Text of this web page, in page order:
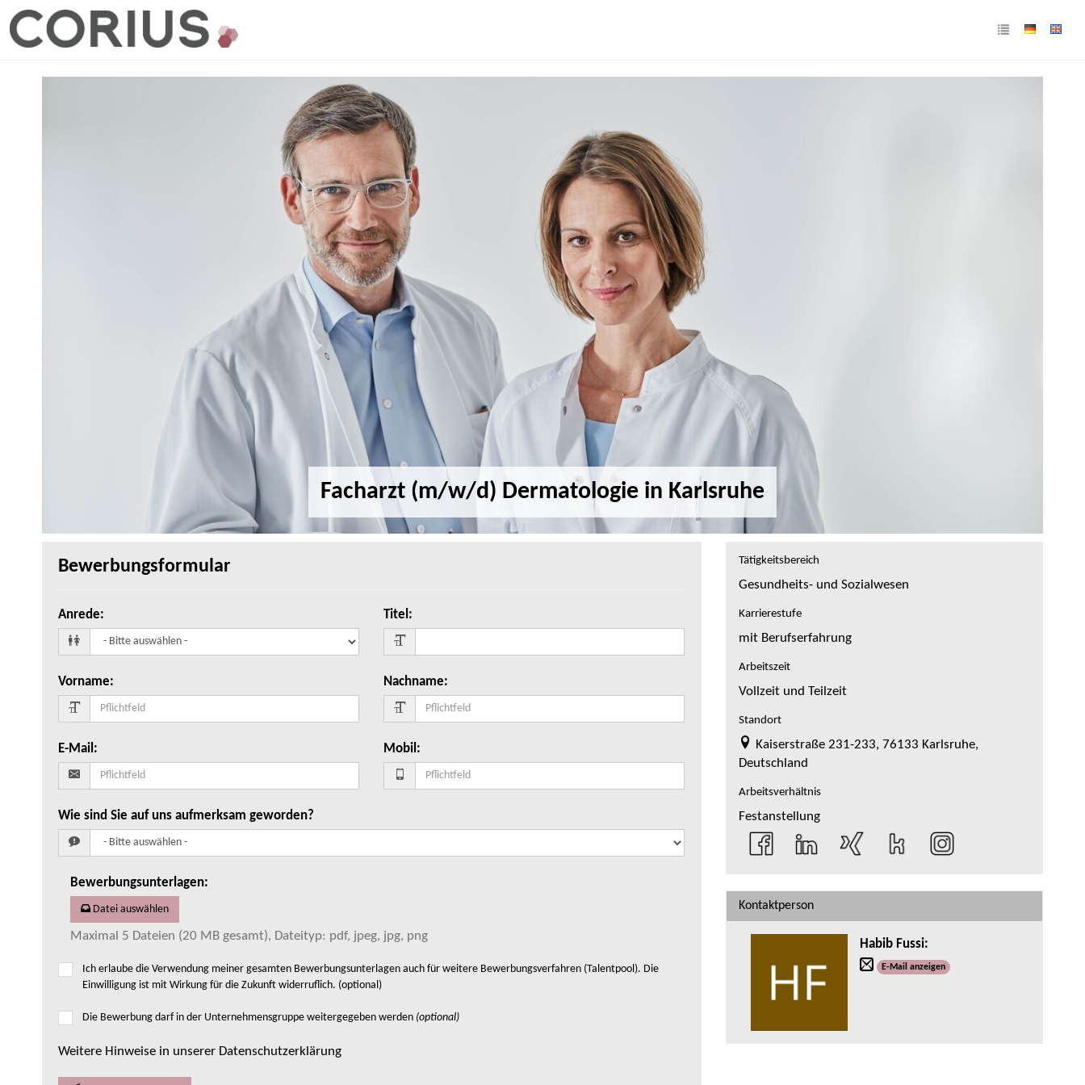
Facharzt (m/w/d) Dermatologie in Karlsruhe
Bewerbungsformular
Anrede: Titel :
Vorname: Nachname:
E-Mail : Mobil :
Wie sind Sie auf uns aufmerksam geworden?
Bewerbungsunterlagen:
Datei auswählen
Maximal 5 Dateien (20 MB gesamt), Dateityp: pdf, jpeg, jpg, png
Ich erlaube die Verwendung meiner gesamten Bewerbungsunterlagen auch für weitere Bewerbungsverfahren (Talentpool). Die
Einwilligung ist mit Wirkung für die Zukunft widerruflich. (optional)
Die Bewerbung darf in der Unternehmensgruppe weitergegeben werden (optional)
Weitere Hinweise in unserer Datenschutzerklärung
Tätigkeitsbereich
Gesundheits- und Sozialwesen
Karrierestufe
mit Berufserfahrung
Arbeitszeit
Vollzeit und Teilzeit
Standort
Kaiserstraße 231-233, 76133 Karlsruhe,
Deutschland
Arbeitsverhältnis
Festanstellung
Kontaktperson
Habib Fussi:
E-Mail anzeigen